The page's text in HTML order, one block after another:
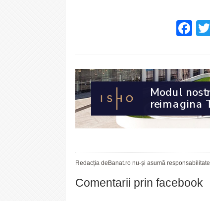
Redacția deBanat.ro nu-și asumă
Comentarii prin facebook